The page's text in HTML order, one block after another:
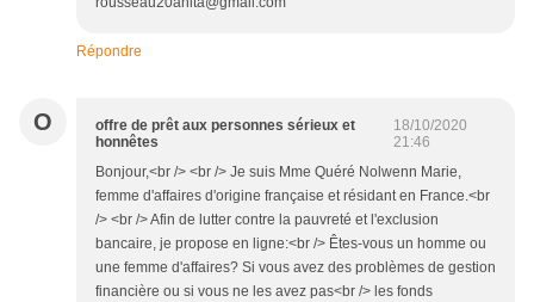
Répondre
O
offre de prêt aux personnes sérieux et
honnêtes
18/10/2020
21:46
Bonjour,<br /> <br /> Je suis Mme Quéré Nolwenn Marie,
femme d'affaires d'origine française et résidant en France.<br
/> <br /> Afin de lutter contre la pauvreté et l'exclusion
bancaire, je propose en ligne:<br /> Êtes-vous un homme ou
une femme d'affaires? Si vous avez des problèmes de gestion
financière ou si vous ne les avez pas<br /> les fonds